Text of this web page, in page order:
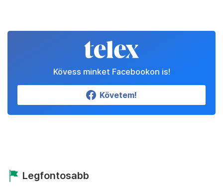
Kövess minket Facebookon is!
Követem!
Legfontosabb